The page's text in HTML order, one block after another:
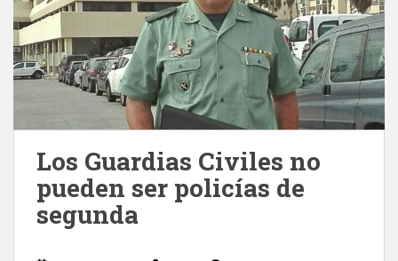
Los Guardias Civiles no
pueden ser policías de
segunda